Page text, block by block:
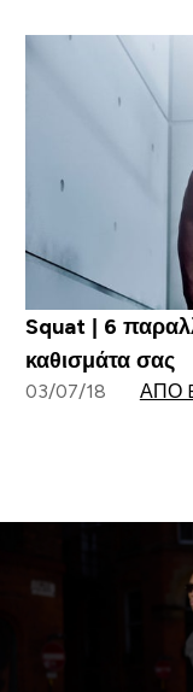
Squat | 6
καθισμάτα σας
03/07/18 ΑΠΌ